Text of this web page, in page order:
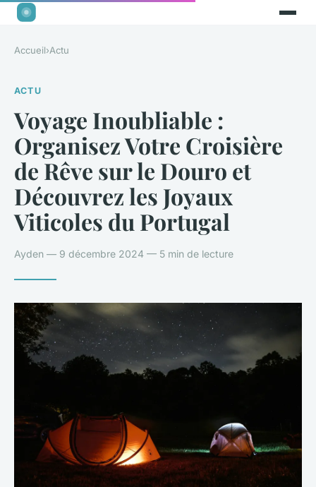
Accueil›Actu
ACTU
Voyage Inoubliable :
Organisez Votre Croisière
de Rêve sur le Douro et
Découvrez les Joyaux
Viticoles du Portugal
Ayden — 9 décembre 2024 — 5 min de lecture